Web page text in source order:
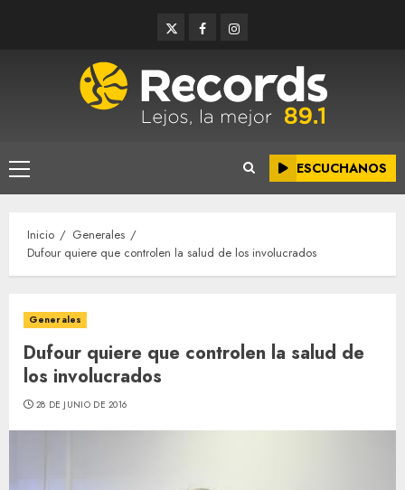
TwitterFacebookInstagram
Menú
principal
ESCUCHANOS
Inicio
Generales
Dufour quiere que controlen la salud de los involucrados
Generales
Dufour quiere que controlen la salud de
los involucrados
28 DE JUNIO DE 2016